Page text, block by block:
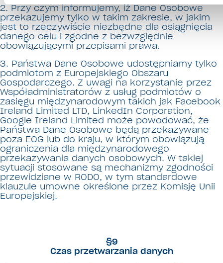
2. Przy czym informujemy, iż Dane Osobowe
przekazujemy tylko w takim zakresie, w jakim
jest to rzeczywiście niezbędne dla osiągnięcia
danego celu i zgodne z bezwzględnie
obowiązującymi przepisami prawa.
3. Państwa Dane Osobowe udostępniamy tylko
podmiotom z Europejskiego Obszaru
Gospodarczego. Z uwagi na korzystanie przez
Współadministratorów z usług podmiotów o
zasięgu międzynarodowym takich jak Facebook
Ireland Limited LTD, LinkedIn Corporation,
Google Ireland Limited może powodować, że
Państwa Dane Osobowe będą przekazywane
poza EOG lub do kraju, w którym obowiązują
ograniczenia dla międzynarodowego
przekazywania danych osobowych. W takiej
sytuacji stosowane są mechanizmy zgodności
przewidziane w RODO, w tym standardowe
klauzule umowne określone przez Komisję Unii
Europejskiej.
§9
Czas przetwarzania danych